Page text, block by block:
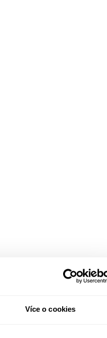
Více o cookies